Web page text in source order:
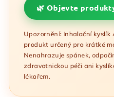
🌿 Objevte
Upozornění: Inhalační kyslík
produkt určený pro krátké
Nenahrazuje spánek,
zdravotnickou péči ani
lékařem.